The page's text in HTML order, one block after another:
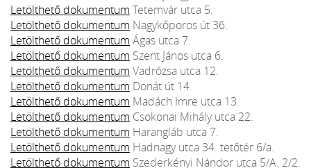
Letölthető dokumentum Tetemvár utca 5.
Letölthető dokumentum Nagykőporos út 36.
Letölthető dokumentum Ágas utca 7.
Letölthető dokumentum Szent János utca 6.
Letölthető dokumentum Vadrózsa utca 12.
Letölthető dokumentum Donát út 14.
Letölthető dokumentum Madách Imre utca 13.
Letölthető dokumentum Csokonai Mihály utca 22.
Letölthető dokumentum Harangláb utca 7.
Letölthető dokumentum Hadnagy utca 34. tetőtér 6/a.
Letölthető dokumentum Szederkényi Nándor utca 5/A. 2/2.